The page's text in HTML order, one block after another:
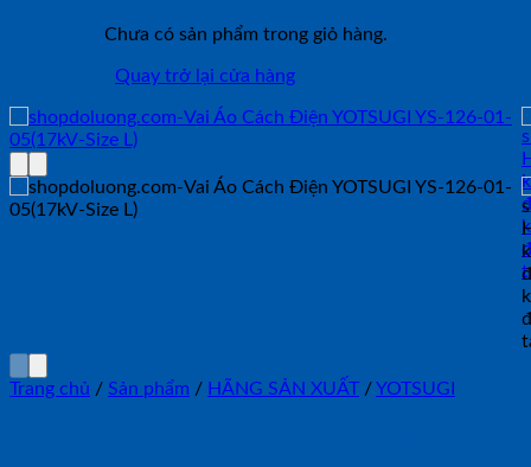
Chưa có sản phẩm trong giỏ hàng.
Quay trở lại cửa hàng
Trang chủ / Sản phẩm / HÃNG SẢN XUẤT /YOTSUGI